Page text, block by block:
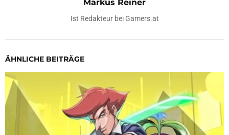
Markus Reiner
Ist Redakteur bei Gamers.at
ÄHNLICHE BEITRÄGE